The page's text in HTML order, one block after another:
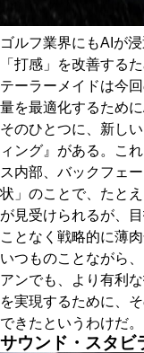
ゴルフ業界にもAIが
「打感」を改善する
テーラーメイドは今
量を最適化するために
そのひとつに、新し
ィング』がある。こ
ス内部、バックフェ
状」のことで、たと
が見受けられるが、
ことなく戦略的に薄
いつものことながら
アンでも、より有利
を実現するために、
できたというわけだ。
サウンド・スタビ